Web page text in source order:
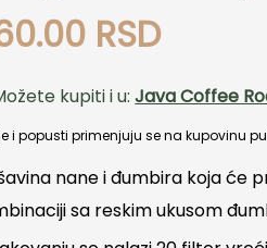
RSD
kupiti i u:Java Coffee
i popusti primenjuju se na kupovinu
nane i đumbira koja će
sa reskim ukusom